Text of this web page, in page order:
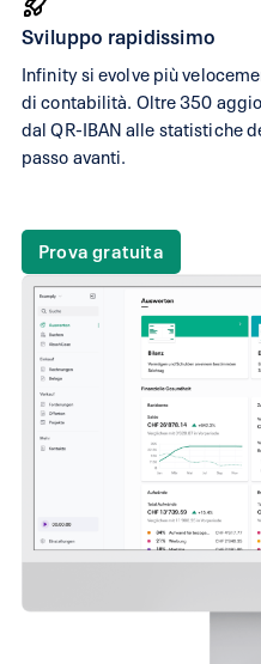
Sviluppo rapidissimo
Infinity si evolve più
di contabilità. Oltre 350
dal QR-IBAN alle statistiche
passo avanti.
Prova gratuita